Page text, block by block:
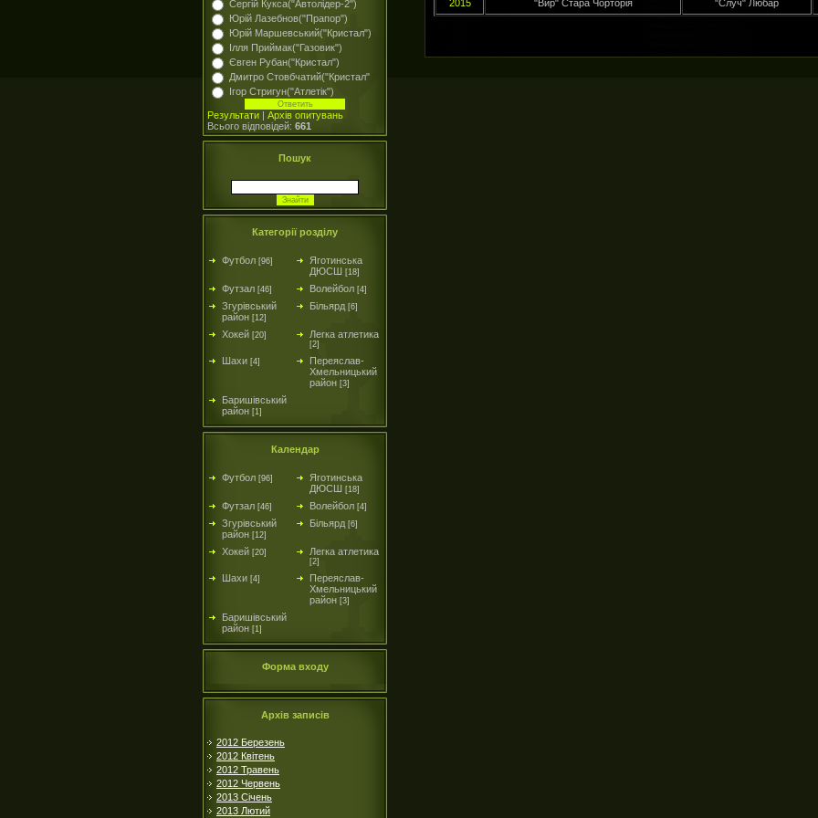
Сергій Кукса("Автолідер-2")
Юрій Лазебнов("Прапор")
Юрій Маршевський("Кристал")
Ілля Приймак("Газовик")
Євген Рубан("Кристал")
Дмитро Стовбчатий("Кристал"
Ігор Стригун("Атлетік")
Результати | Архів опитувань
Всього відповідей: 661
Пошук
Категорії розділу
Футбол [96]
Яготинська
ДЮСШ [18]
Футзал [46] Волейбол [4]
Згурівський
район [12]
Більярд [6]
Хокей [20] Легка атлетика
[2]
Шахи [4]
Переяслав-
Хмельницький
район [3]
Баришівський
район [1]
Календар
Футбол [96]
Яготинська
ДЮСШ [18]
Футзал [46] Волейбол [4]
Згурівський
район [12]
Більярд [6]
Хокей [20] Легка атлетика
[2]
Шахи [4]
Переяслав-
Хмельницький
район [3]
Баришівський
район [1]
Форма входу
Архів записів
2012 Березень
2012 Квітень
2012 Травень
2012 Червень
2013 Січень
2013 Лютий
2015 "Вир" Стара Чорторія "Случ" Любар